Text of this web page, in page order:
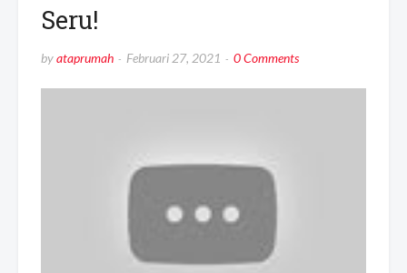
Seru!
byataprumah Februari 27, 2021 0 Comments